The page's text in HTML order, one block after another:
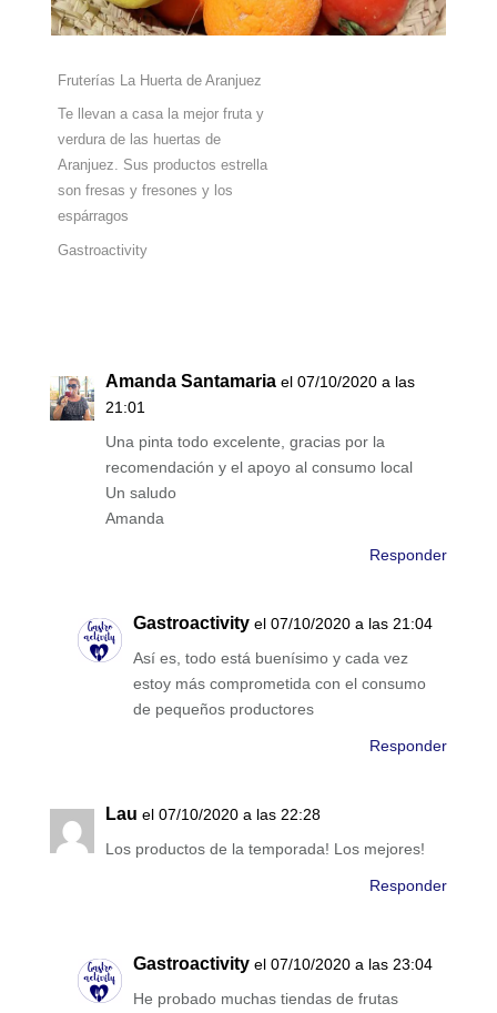
Fruterías La Huerta de Aranjuez
Te llevan a casa la mejor fruta y
verdura de las huertas de
Aranjuez. Sus productos estrella
son fresas y fresones y los
espárragos
Gastroactivity
Amanda Santamaria el 07/10/2020 a las
21:01
Una pinta todo excelente, gracias por la
recomendación y el apoyo al consumo local
Un saludo
Amanda
Responder
Gastroactivity el 07/10/2020 a las 21:04
Así es, todo está buenísimo y cada vez
estoy más comprometida con el consumo
de pequeños productores
Responder
Lau el 07/10/2020 a las 22:28
Los productos de la temporada! Los mejores!
Responder
Gastroactivity el 07/10/2020 a las 23:04
He probado muchas tiendas de frutas